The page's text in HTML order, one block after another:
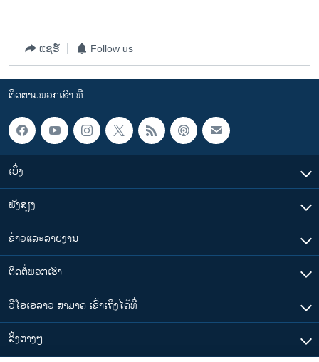
ວິທະຍາສາດ-ເທັກໂນໂລຈີ
ທຸລະກິດ
ວີດີໂອ
ສຽງ
ລາຍງານ
ຕິດຕາມພວກເຮົາ ທີ່
ພາສາຕ່າງໆ
ແຊຣ໌ Follow us
ຕິດຕາມພວກເຮົາ ທີ່
ເບິ່ງ
ຟັງສຽງ
ຂ່າວແລະລາຍງານ
ຕິດຕໍ່ພວກເຮົາ
ວີໂອເອລາວ ສາມາດ ເຂົ້າເຖິງໄດ້ທີ່
​ລິ້ງ​ຕ່າງໆ